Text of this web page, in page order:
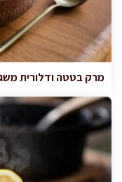
מרק בטטה ודלורית משגע (מוכן ב-45